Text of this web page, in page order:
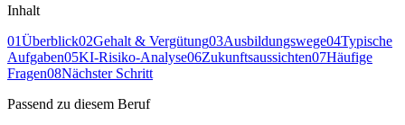
Inhalt
01Überblick02Gehalt & Vergütung03Ausbildungswege04Typische
Aufgaben05KI-Risiko-Analyse06Zukunftsaussichten07Häufige
Fragen08Nächster Schritt
Passend zu diesem Beruf